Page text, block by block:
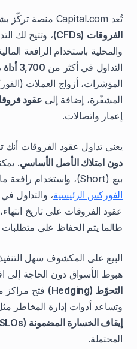
تُعد Capital.com منصة تركّز بشكل أساسي على تداول
الفروقات (CFDs)
، وتتيح لك
والمحلية باستخدام الرافعة
التداول في أكثر من 3,700 أداة مالية
المؤشرات، أزواج العملات
المشفّرة، إضافة إلى عقود
إعمار واتصالات.
يعني تداول عقود الفروقات أنك
دون امتلاك الأصل الأساسي
بيع (Short)، واستخدام رافعة مالية تصل إلى
الفوركس الرئيسية، والتداول
عقود الفروقات على تاريخ
طالما يتم الحفاظ على
البيع على المكشوف سهل
هبوط الأسواق دون الحاجة إلى
التحوّط (Hedging)
فتح مراكز
وتساعد أدوات إدارة المخاطر
إيقاف الخسارة المضمونة (GSLOs)
المحتملة.